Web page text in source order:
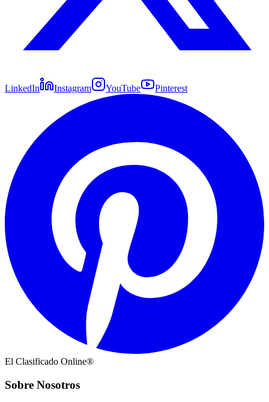
LinkedIn Instagram YouTube Pinterest
El Clasificado Online®
Sobre Nosotros